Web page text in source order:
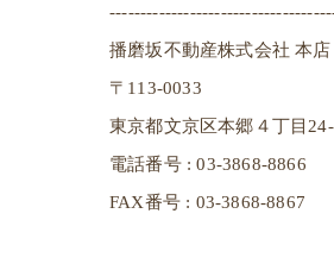
播磨坂不動産株式会社 本店
〒113-0033
東京都文京区本郷４丁目
電話番号 : 03-3868-8866
FAX番号 : 03-3868-8867